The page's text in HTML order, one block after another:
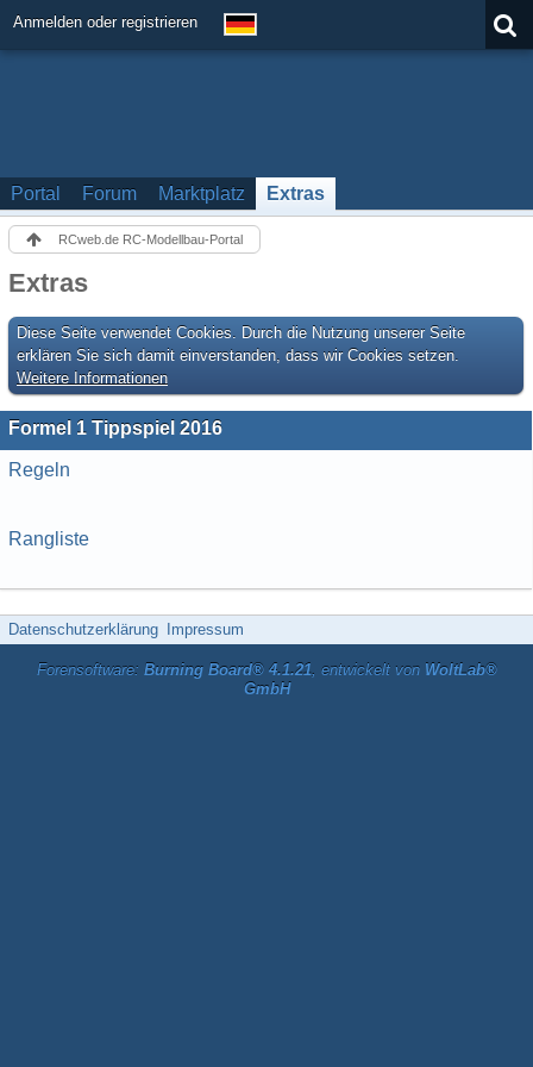
Anmelden oder registrieren
Portal Forum Marktplatz Extras
RCweb.de RC-Modellbau-Portal
Extras
Diese Seite verwendet Cookies. Durch die Nutzung unserer Seite
erklären Sie sich damit einverstanden, dass wir Cookies setzen.
Weitere Informationen
Formel 1 Tippspiel 2016
Regeln
Rangliste
Datenschutzerklärung Impressum
Forensoftware: Burning Board® 4.1.21, entwickelt von WoltLab®
GmbH